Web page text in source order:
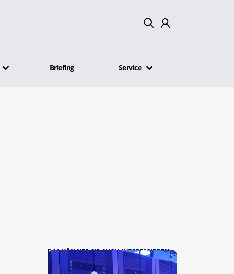
Briefing Service
DAS KÖNNTE SIE AUCH INTERESSIEREN: